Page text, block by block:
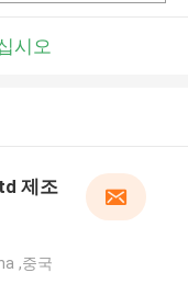
시오
제조
,중국